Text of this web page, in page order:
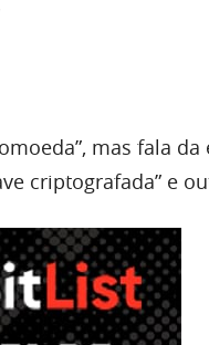
mas fala
criptografada” e